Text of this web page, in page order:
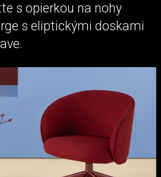
s opierkou na nohy
s eliptickými doskami